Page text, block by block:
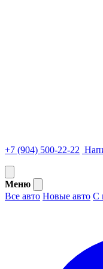
+7 (904) 500-22-22
Меню
Все авто Новые авто С